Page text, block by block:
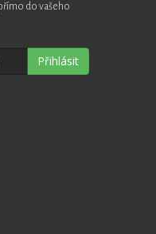
do vašeho
Přihlásit